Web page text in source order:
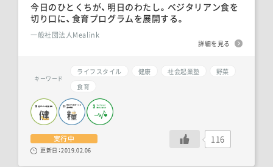
今日のひとくちが、明日のわたし。ベジタリアン食を
切り口に、食育プログラムを展開する。
一般社団法人Mealink
詳細を見る
キーワード
ライフスタイル 健康 社会起業塾
野菜
食育
実行中
更新日：2019.02.06
116